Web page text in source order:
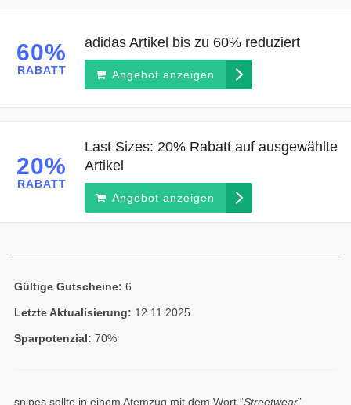
60%
RABATT
adidas Artikel bis zu 60% reduziert
Angebot anzeigen
20%
RABATT
Last Sizes: 20% Rabatt auf ausgewählte
Artikel
Angebot anzeigen
Gültige Gutscheine: 6
Letzte Aktualisierung: 12.11.2025
Sparpotenzial: 70%
snipes sollte in einem Atemzug mit dem Wort “Streetwear”